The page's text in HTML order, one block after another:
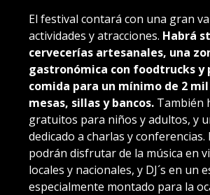
El festival contará con una gran
actividades y atracciones. Habrá
cervecerías artesanales, una
gastronómica con foodtrucks y
comida para un mínimo de 2
mesas, sillas y bancos. También
gratuitos para niños y adultos, y
dedicado a charlas y
podrán disfrutar de la música en
locales y nacionales, y DJ´s en un
especialmente montado para la